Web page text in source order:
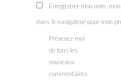
Enregistrer mon nom,
dans le navigateur pour mon
Prévenez-moi
de tous les
nouveaux
commentaires